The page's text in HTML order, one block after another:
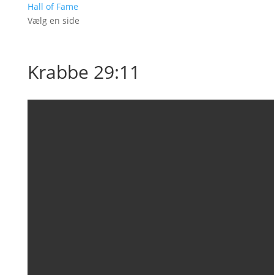
Hall of Fame
Vælg en side
Krabbe 29:11